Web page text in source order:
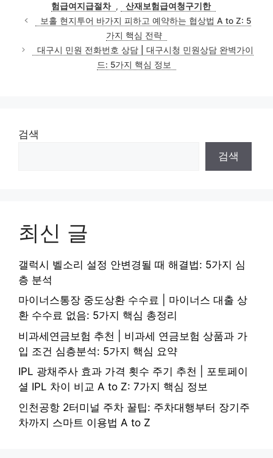
험급여지급절차 ,
산재보험급여청구기한
보홀 현지투어 바가지 피하고 예약하는 협상법 A to Z: 5
가지 핵심 전략
대구시 민원 전화번호 상담 | 대구시청 민원상담 완벽가이
드: 5가지 핵심 정보
검색
검색
최신 글
갤럭시 벨소리 설정 안변경될 때 해결법: 5가지 심
층 분석
마이너스통장 중도상환 수수료 | 마이너스 대출 상
환 수수료 없음: 5가지 핵심 총정리
비과세연금보험 추천 | 비과세 연금보험 상품과 가
입 조건 심층분석: 5가지 핵심 요약
IPL 광채주사 효과 가격 횟수 주기 추천 | 포토페이
셜 IPL 차이 비교 A to Z: 7가지 핵심 정보
인천공항 2터미널 주차 꿀팁: 주차대행부터 장기주
차까지 스마트 이용법 A to Z